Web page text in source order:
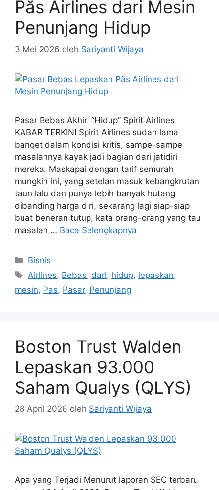
Păs Airlines dari Mesin
Penunjang Hidup
3 Mei 2026 oleh Sariyanti Wijaya
Pasar Bebas Akhiri “Hidup” Spirit Airlines
KABAR TERKINI Spirit Airlines sudah lama
banget dalam kondisi kritis, sampe-sampe
masalahnya kayak jadi bagian dari jatidiri
mereka. Maskapai dengan tarif semurah
mungkin ini, yang setelan masuk kebangkrutan
taun lalu dan punya lebih banyak hutang
dibanding harga diri, sekarang lagi siap-siap
buat beneran tutup, kata orang-orang yang tau
masalah … Baca Selengkapnya
Kategori
Bisnis
Tag
Airlines, Bebas, dari, hidup, lepaskan,
mesin, Pas, Pasar, Penunjang
Boston Trust Walden
Lepaskan 93.000
Saham Qualys (QLYS)
28 April 2026 oleh Sariyanti Wijaya
Apa yang Terjadi Menurut laporan SEC terbaru